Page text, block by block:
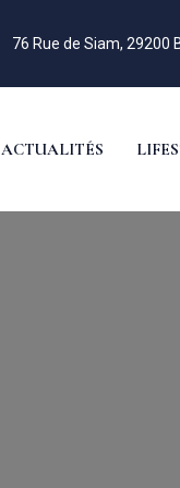
76 Rue de Siam, 29200
ACTUALITÉS